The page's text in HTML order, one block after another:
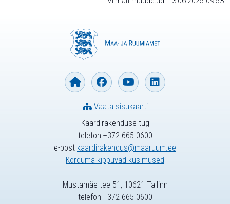
Kaardirakenduse tugi
telefon +372 665 0600
e-post kaardirakendus@maaruum.ee
Korduma kippuvad küsimused
Vaata sisukaarti
Mustamäe tee 51, 10621 Tallinn
telefon +372 665 0600